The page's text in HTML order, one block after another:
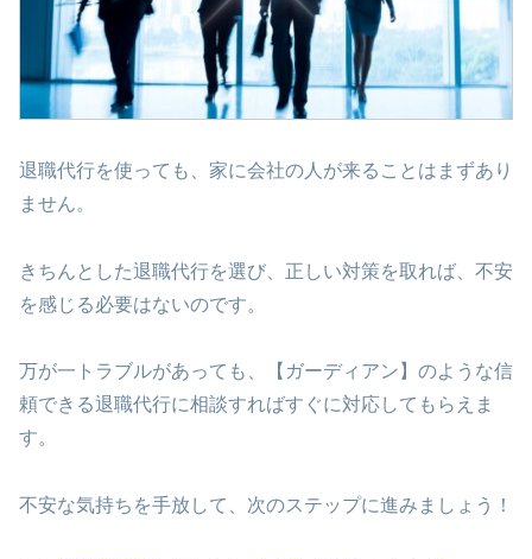
退職代行を使っても、家に会社の人が来ることはまずあり
ません。
きちんとした退職代行を選び、正しい対策を取れば、不安
を感じる必要はないのです。
万が一トラブルがあっても、【ガーディアン】のような信
頼できる退職代行に相談すればすぐに対応してもらえま
す。
不安な気持ちを手放して、次のステップに進みましょう！